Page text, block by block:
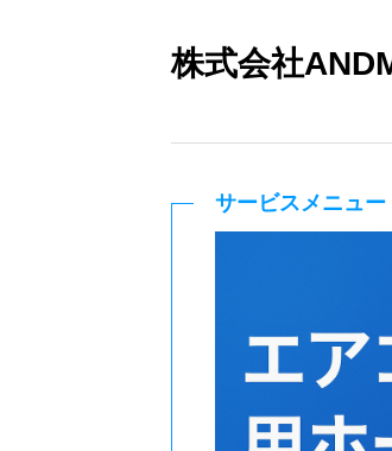
株式会社
サービスメニュー